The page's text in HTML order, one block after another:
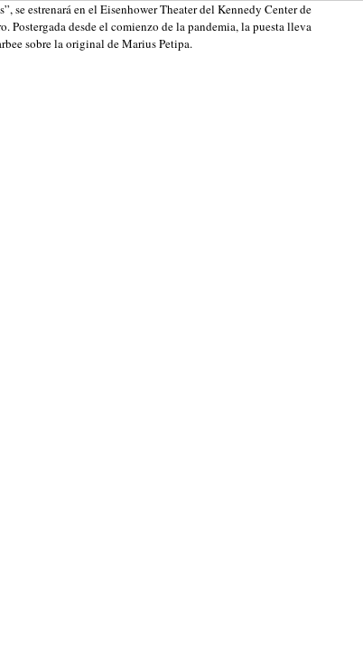
se estrenará en el Eisenhower Theater del Kennedy Center de
Postergada desde el comienzo de la pandemia, la puesta lleva
sobre la original de Marius Petipa.